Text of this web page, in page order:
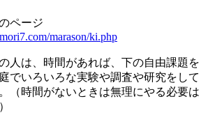
ページ
marason/ki.php
人は、時間があれば、下の自由課題を
でいろいろな実験や調査や研究をして
（時間がないときは無理にやる必要は